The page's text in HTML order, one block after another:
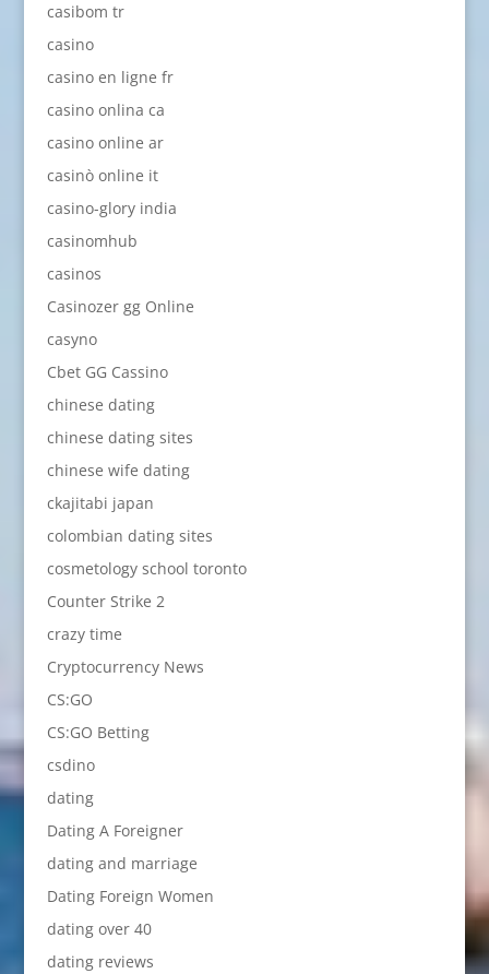
casibom tr
casino
casino en ligne fr
casino onlina ca
casino online ar
casinò online it
casino-glory india
casinomhub
casinos
Casinozer gg Online
casyno
Cbet GG Cassino
chinese dating
chinese dating sites
chinese wife dating
ckajitabi japan
colombian dating sites
cosmetology school toronto
Counter Strike 2
crazy time
Cryptocurrency News
CS:GO
CS:GO Betting
csdino
dating
Dating A Foreigner
dating and marriage
Dating Foreign Women
dating over 40
dating reviews